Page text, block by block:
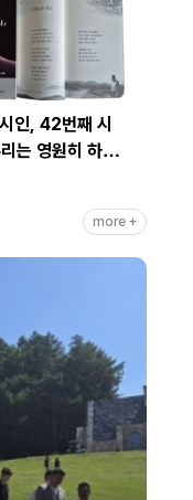
인, 42번째 시
는 영원히 하
more +